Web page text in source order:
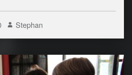
Stephan